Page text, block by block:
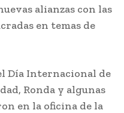
alianzas con las
en temas de
Día Internacional de
Ronda y algunas
en la oficina de la